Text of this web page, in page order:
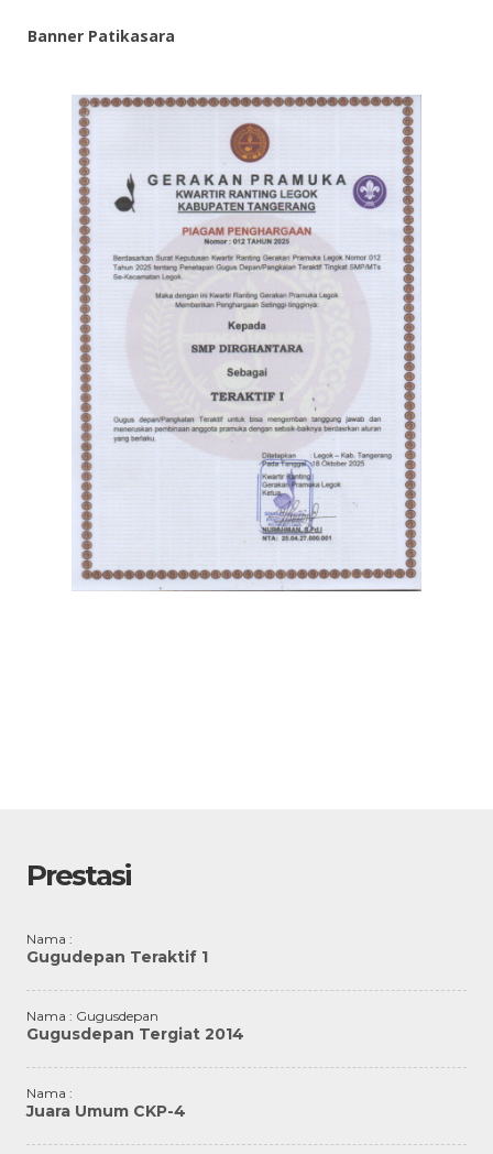
Banner Patikasara
Prestasi
Nama :
Gugudepan Teraktif 1
Nama : Gugusdepan
Gugusdepan Tergiat 2014
Nama :
Juara Umum CKP-4